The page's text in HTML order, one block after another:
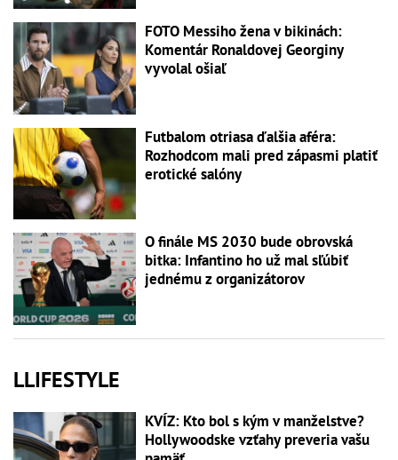
FOTO Messiho žena v bikinách:
Komentár Ronaldovej Georginy
vyvolal ošiaľ
Futbalom otriasa ďalšia aféra:
Rozhodcom mali pred zápasmi platiť
erotické salóny
O finále MS 2030 bude obrovská
bitka: Infantino ho už mal sľúbiť
jednému z organizátorov
LLIFESTYLE
KVÍZ: Kto bol s kým v manželstve?
Hollywoodske vzťahy preveria vašu